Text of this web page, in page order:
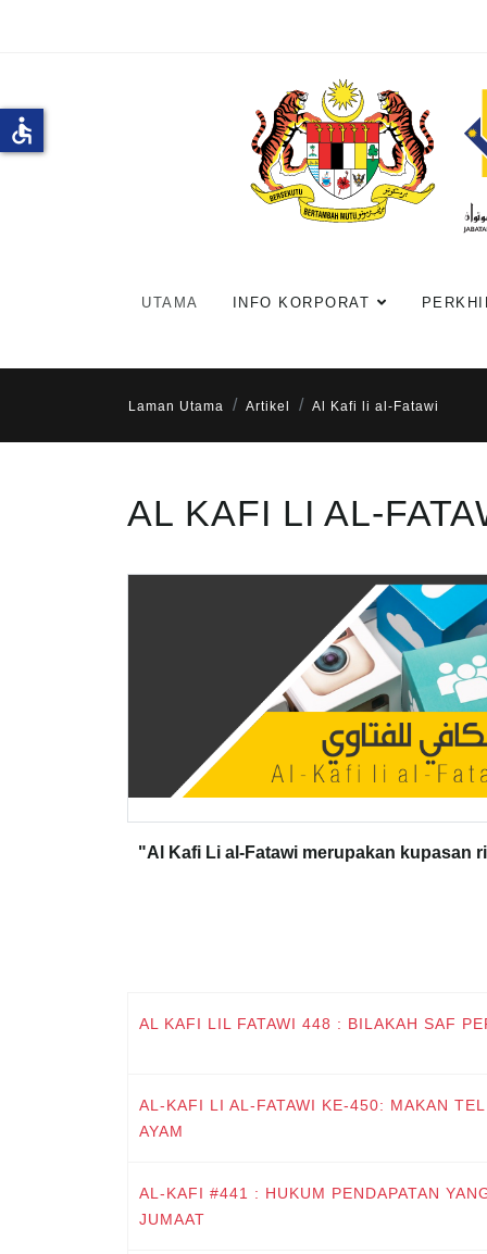
UTAMA INFO KORPORAT
Laman Utama Artikel Al Kafi li al-Fatawi
AL KAFI LI AL-
"Al Kafi Li al-Fatawi merupakan kupasan
AL KAFI LIL FATAWI 448 : BILAKAH SAF
AL-KAFI LI AL-FATAWI KE-450: MAKAN
AYAM
AL-KAFI #441 : HUKUM PENDAPATAN
JUMAAT
accessible